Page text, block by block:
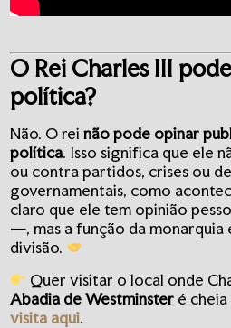
O Rei Charles III
política?
Não. O reinão pode opinar
política. Isso significa que ele
ou contra partidos, crises ou
governamentais, como
claro que ele tem opinião
—, mas a função da monarquia
divisão.
Quer visitar o local onde
Abadia de Westminster é
visita aqui.